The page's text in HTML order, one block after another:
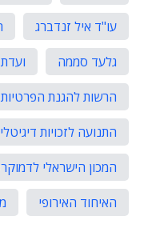
עו"ד איל זנדברג
גלעד סממה
הרשות להגנת הפרטיות
התנועה לזכויות
המכון הישראלי
האיחוד האירופי